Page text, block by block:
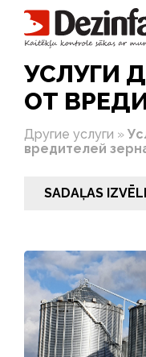
УСЛУГИ
ОТ
Другие услуги »
вредителей
SADAĻAS